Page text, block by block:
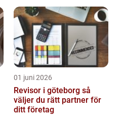
01 juni 2026
Revisor i göteborg så
väljer du rätt partner för
ditt företag